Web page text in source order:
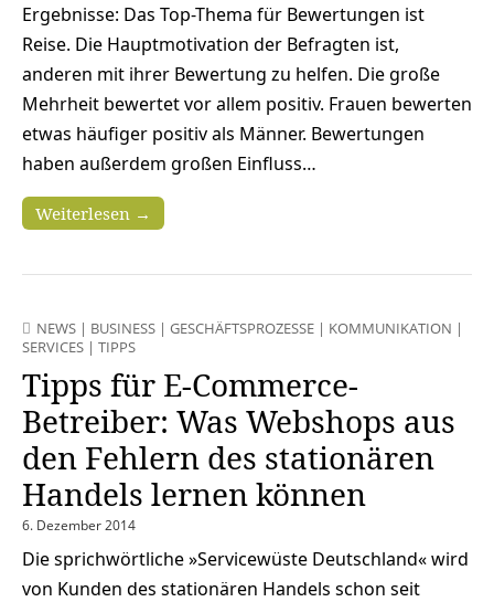
Ergebnisse: Das Top-Thema für Bewertungen ist
Reise. Die Hauptmotivation der Befragten ist,
anderen mit ihrer Bewertung zu helfen. Die große
Mehrheit bewertet vor allem positiv. Frauen bewerten
etwas häufiger positiv als Männer. Bewertungen
haben außerdem großen Einfluss…
Weiterlesen →
NEWS | BUSINESS | GESCHÄFTSPROZESSE | KOMMUNIKATION |
SERVICES | TIPPS
Tipps für E-Commerce-
Betreiber: Was Webshops aus
den Fehlern des stationären
Handels lernen können
6. Dezember 2014
Die sprichwörtliche »Servicewüste Deutschland« wird
von Kunden des stationären Handels schon seit